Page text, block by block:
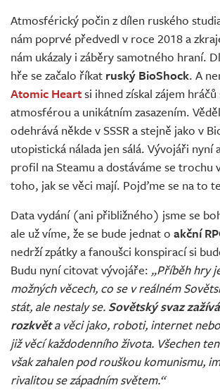
Živě
Atmosférický počin z dílen ruského
nám poprvé předvedl v roce 2018 a
nám ukázaly i záběry samotného hraní.
hře se začalo říkat ruský BioShock. A
Atomic Heartsi ihned získal zájem
atmosférou a unikátním zasazením.
odehrává někde v SSSR a stejně jako v
utopistická nálada jen sálá. Vývojáři nyní
profil na Steamu a dostáváme se trochu
toho, jak se věci mají. Pojďme se na to
Data vydání (ani přibližného) jsme se
ale už víme, že se bude jednat o akční
nedrží zpátky a fanoušci konspirací si
Budu nyní citovat vývojáře: „Příběh hry
možných věcech, co se v reálném
stát, ale nestaly se. Sovětský svaz
rozkvěta věci jako, roboti, internet
již věcí každodenního života. Všechen
však zahalen pod rouškou komunismu,
rivalitou se západním světem.“